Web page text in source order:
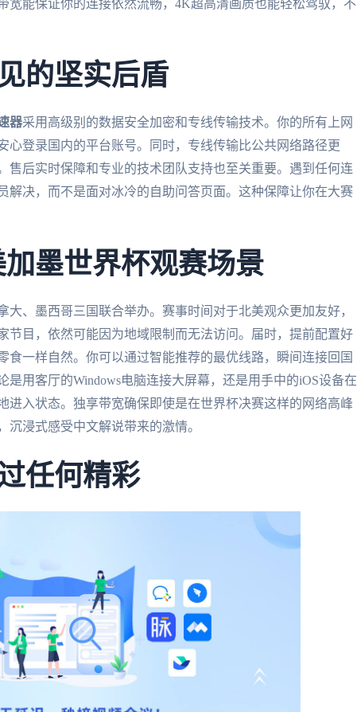
宽能保证你的连接依然流畅，4K超高清画质也能轻松驾驭，不
的坚实后盾
器采用高级别的数据安全加密和专线传输技术。你的所有上网
心登录国内的平台账号。同时，专线传输比公共网络路径更
售后实时保障和专业的技术团队支持也至关重要。遇到任何连
解决，而不是面对冰冷的自助问答页面。这种保障让你在大赛
墨世界杯观赛场景
大、墨西哥三国联合举办。赛事时间对于北美观众更加友好，
节目，依然可能因为地域限制而无法访问。届时，提前配置好
食一样自然。你可以通过智能推荐的最优线路，瞬间连接回国
用客厅的Windows电脑连接大屏幕，还是用手中的iOS设备在
进入状态。独享带宽确保即使是在世界杯决赛这样的网络高峰
浸式感受中文解说带来的激情。
任何精彩